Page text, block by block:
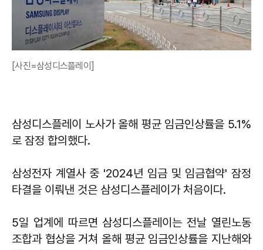
[사진=삼성디스플레이]
삼성디스플레이 노사가 올해 평균 임금인상률을 5.1%
로 잠정 합의했다.
삼성전자 계열사 중 '2024년 임금 및 임금협약' 잠정
타결을 이뤄낸 것은 삼성디스플레이가 처음이다.
5일 업계에 따르면 삼성디스플레이는 전날 열린노동
조합과 협상을 거쳐 올해 평균 임금인상률을 지난해와